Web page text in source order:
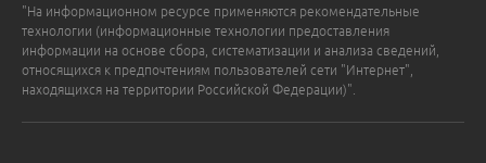
"На информационном ресурсе применяются рекомендательные
технологии (информационные технологии предоставления
информации на основе сбора, систематизации и анализа сведений,
относящихся к предпочтениям пользователей сети "Интернет",
находящихся на территории Российской Федерации)".